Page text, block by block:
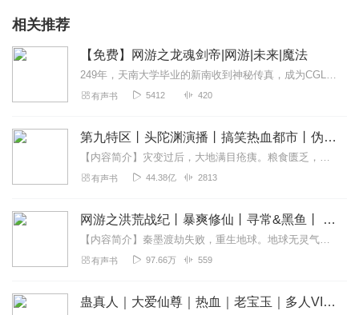
相关推荐
【免费】网游之龙魂剑帝|网游|未来|魔法
249年，天南大学毕业的新南收到神秘传真，成为CGL名人堂候选，还获《神魔》游戏仪器。进入游戏，他目睹震撼开场战斗。随后开始创建人物，开启在神魔世界的冒险之旅。
有声书 5412 420
第九特区丨头陀渊演播丨搞笑热血都市丨伪戒丨VIP免费多人有声剧
【内容简介】灾变过后，大地满目疮痍。粮食匮乏，资源紧俏，局势混乱……一位从待规划区杀出来的青年，背对着漫天黄沙，孤身来到九区谋生，却不曾想偶然结识三五好友，一念...
有声书 44.38亿 2813
网游之洪荒战纪丨暴爽修仙丨寻常&黑鱼丨 VIP免费
【内容简介】秦墨渡劫失败，重生地球。地球无灵气，秦墨发现一款名为《洪荒》的游戏，赫然是一个真实的小千世界。三国次大陆，秦墨单枪匹马诛张飞，斩关羽，败刘备！诛仙次...
有声书 97.66万 559
蛊真人｜大爱仙尊｜热血｜老宝玉｜多人VIP免费有声剧